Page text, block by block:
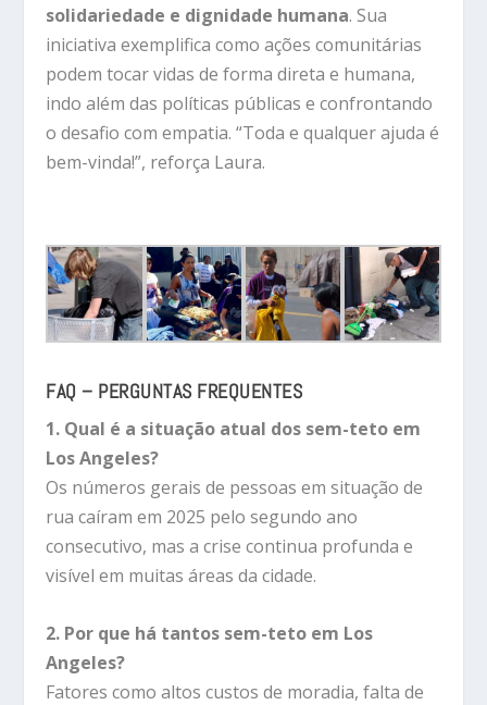
solidariedade e dignidade humana. Sua
iniciativa exemplifica como ações comunitárias
podem tocar vidas de forma direta e humana,
indo além das políticas públicas e confrontando
o desafio com empatia. “Toda e qualquer ajuda é
bem-vinda!”, reforça Laura.
FAQ – PERGUNTAS FREQUENTES
1. Qual é a situação atual dos sem-teto em
Los Angeles?
Os números gerais de pessoas em situação de
rua caíram em 2025 pelo segundo ano
consecutivo, mas a crise continua profunda e
visível em muitas áreas da cidade.
2. Por que há tantos sem-teto em Los
Angeles?
Fatores como altos custos de moradia, falta de